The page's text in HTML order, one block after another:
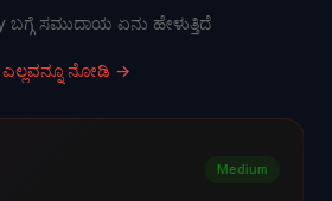
ಬಗ್ಗೆ ಸಮುದಾಯ ಏನು ಹೇಳುತ್ತಿದೆ
ಎಲ್ಲವನ್ನೂ ನೋಡಿ →